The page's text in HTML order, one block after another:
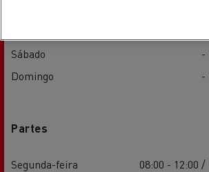
Sábado
-
Domingo
-
Partes
Segunda-feira
08:00 - 12:00 /